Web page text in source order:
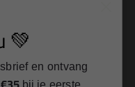
in je
💚
en ontvang
bij je eerste